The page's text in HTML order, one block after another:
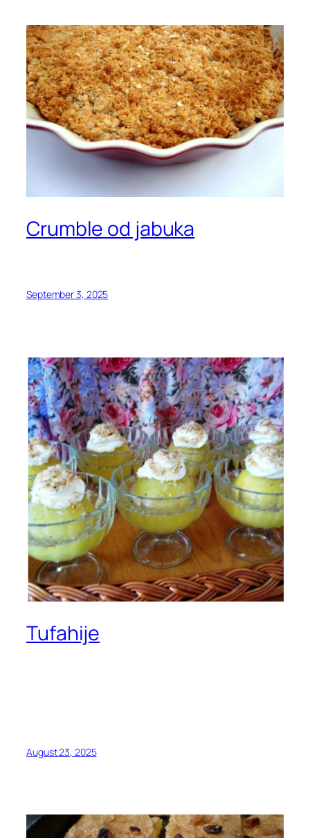
Crumble od jabuka
September 3, 2025
Tufahije
August 23, 2025